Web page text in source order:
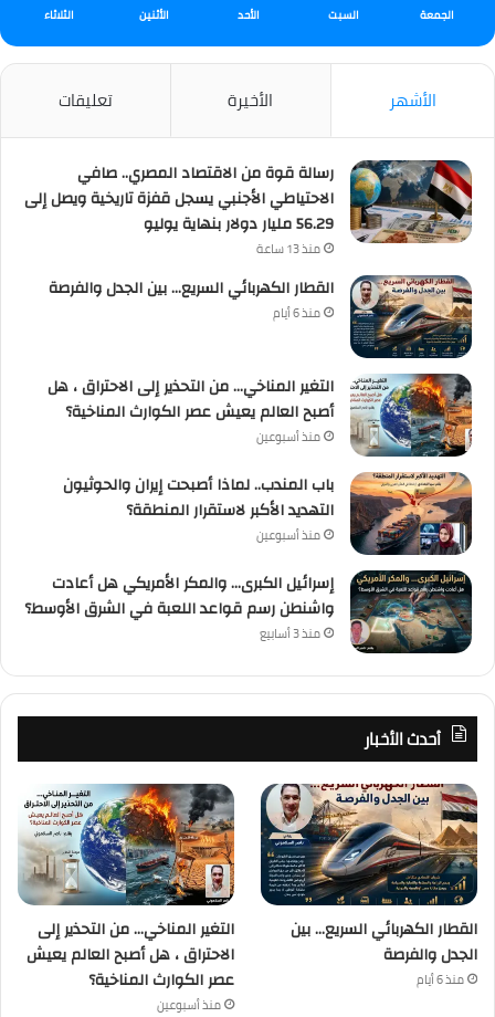
الجمعة السبت الأحد الأثنين الثلاثاء
الأشهر الأخيرة تعليقات
رسالة قوة من الاقتصاد المصري.. صافي
الاحتياطي الأجنبي يسجل قفزة تاريخية ويصل إلى
56.29 مليار دولار بنهاية يوليو
منذ 13 ساعة
القطار الكهربائي السريع… بين الجدل والفرصة
منذ 6 أيام
التغير المناخي… من التحذير إلى الاحتراق ، هل
أصبح العالم يعيش عصر الكوارث المناخية؟
منذ أسبوعين
باب المندب.. لماذا أصبحت إيران والحوثيون
التهديد الأكبر لاستقرار المنطقة؟
منذ أسبوعين
إسرائيل الكبرى… والمكر الأمريكي هل أعادت
واشنطن رسم قواعد اللعبة في الشرق الأوسط؟
منذ 3 أسابيع
أحدث الأخبار
القطار الكهربائي السريع… بين
الجدل والفرصة
منذ 6 أيام
التغير المناخي… من التحذير إلى
الاحتراق ، هل أصبح العالم يعيش
عصر الكوارث المناخية؟
منذ أسبوعين